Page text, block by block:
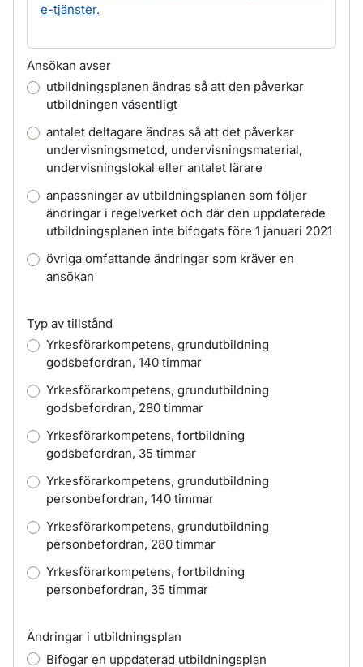
e-tjänster.
Ansökan avser
utbildningsplanen ändras så att den påverkar
utbildningen väsentligt
antalet deltagare ändras så att det påverkar
undervisningsmetod, undervisningsmaterial,
undervisningslokal eller antalet lärare
anpassningar av utbildningsplanen som följer
ändringar i regelverket och där den uppdaterade
utbildningsplanen inte bifogats före 1 januari 2021
övriga omfattande ändringar som kräver en
ansökan
Typ av tillstånd
Yrkesförarkompetens, grundutbildning
godsbefordran, 140 timmar
Yrkesförarkompetens, grundutbildning
godsbefordran, 280 timmar
Yrkesförarkompetens, fortbildning
godsbefordran, 35 timmar
Yrkesförarkompetens, grundutbildning
personbefordran, 140 timmar
Yrkesförarkompetens, grundutbildning
personbefordran, 280 timmar
Yrkesförarkompetens, fortbildning
personbefordran, 35 timmar
Ändringar i utbildningsplan
Bifogar en uppdaterad utbildningsplan